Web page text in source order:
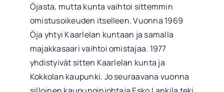
Öjasta, mutta kunta vaihtoi sittemmin
omistusoikeuden itselleen. Vuonna 1969
Öja yhtyi Kaarlelan kuntaan ja samalla
majakkasaari vaihtoi omistajaa. 1977
yhdistyivät sitten Kaarlelan kunta ja
Kokkolan kaupunki. Jo seuraavana vuonna